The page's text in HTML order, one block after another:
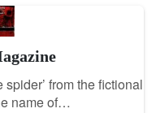
from the fictional
name of…